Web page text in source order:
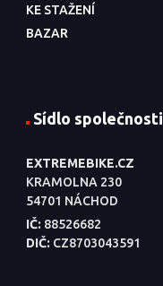
KE STAŽENÍ
BAZAR
Sídlo společnosti
EXTREMEBIKE.CZ
KRAMOLNA 230
54701 NÁCHOD
IČ: 88526682
DIČ: CZ8703043591